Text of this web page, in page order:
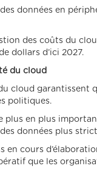
données en
des coûts du
dollars d’ici 2027.
du cloud
cloud garantissent
politiques.
en plus
données plus
en cours
que les